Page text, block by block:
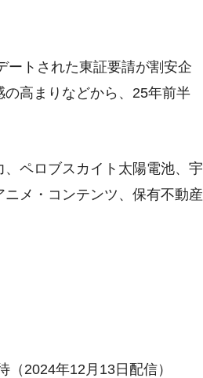
ートされた東証要請が割安企
高まりなどから、25年前半
ペロブスカイト太陽電池、宇
メ・コンテンツ、保有不動産
2024年12月13日配信）